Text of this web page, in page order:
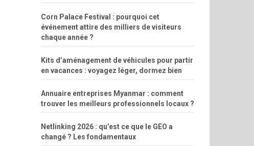
Corn Palace Festival : pourquoi cet
événement attire des milliers de visiteurs
chaque année ?
Kits d’aménagement de véhicules pour partir
en vacances : voyagez léger, dormez bien
Annuaire entreprises Myanmar : comment
trouver les meilleurs professionnels locaux ?
Netlinking 2026 : qu’est ce que le GEO a
changé ? Les fondamentaux